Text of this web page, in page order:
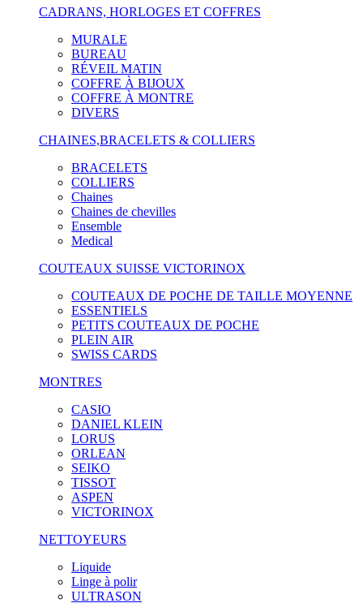
CADRANS, HORLOGES ET COFFRES
MURALE
BUREAU
RÉVEIL MATIN
COFFRE À BIJOUX
COFFRE À MONTRE
DIVERS
CHAINES,BRACELETS & COLLIERS
BRACELETS
COLLIERS
Chaines
Chaines de chevilles
Ensemble
Medical
COUTEAUX SUISSE VICTORINOX
COUTEAUX DE POCHE DE TAILLE MOYENNE
ESSENTIELS
PETITS COUTEAUX DE POCHE
PLEIN AIR
SWISS CARDS
MONTRES
CASIO
DANIEL KLEIN
LORUS
ORLEAN
SEIKO
TISSOT
ASPEN
VICTORINOX
NETTOYEURS
Liquide
Linge à polir
ULTRASON